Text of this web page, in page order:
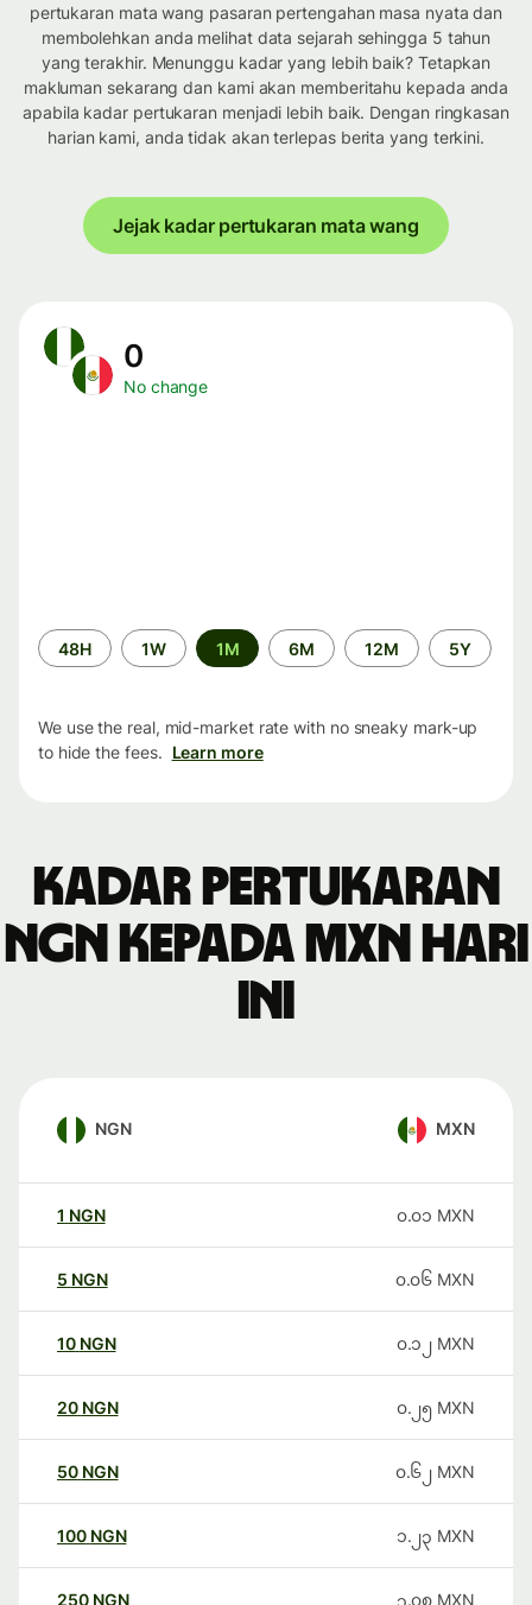
pertukaran mata wang pasaran pertengahan masa nyata dan
membolehkan anda melihat data sejarah sehingga 5 tahun
yang terakhir. Menunggu kadar yang lebih baik? Tetapkan
makluman sekarang dan kami akan memberitahu kepada anda
apabila kadar pertukaran menjadi lebih baik. Dengan ringkasan
harian kami, anda tidak akan terlepas berita yang terkini.
Jejak kadar pertukaran mata wang
0
No change
Time
period
48H 1W 1M 6M 12M 5Y
We use the real, mid-market rate with no sneaky mark-up
to hide the fees. Learn more
Kadar pertukaran
NGN kepada MXN hari
ini
NGN MXN
1 NGN ၀.၀၁ MXN
5 NGN ၀.၀၆ MXN
10 NGN ၀.၁၂ MXN
20 NGN ၀.၂၅ MXN
50 NGN ၀.၆၂ MXN
100 NGN ၁.၂၃ MXN
250 NGN ၃.၀၈ MXN